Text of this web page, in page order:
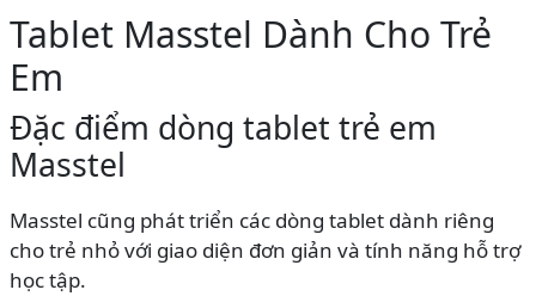
Tablet Masstel Dành Cho Trẻ
Em
Đặc điểm dòng tablet trẻ em
Masstel
Masstel cũng phát triển các dòng tablet dành riêng
cho trẻ nhỏ với giao diện đơn giản và tính năng hỗ trợ
học tập.